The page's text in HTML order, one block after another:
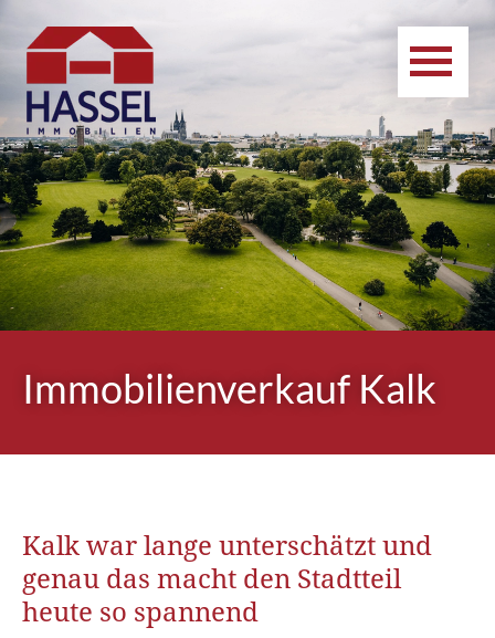
Immobilienverkauf Kalk
Kalk war lange unterschätzt und
genau das macht den Stadtteil
heute so spannend